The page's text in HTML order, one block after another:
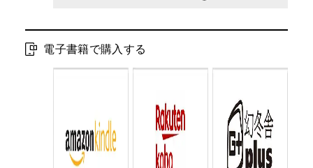
電子書籍で購入する